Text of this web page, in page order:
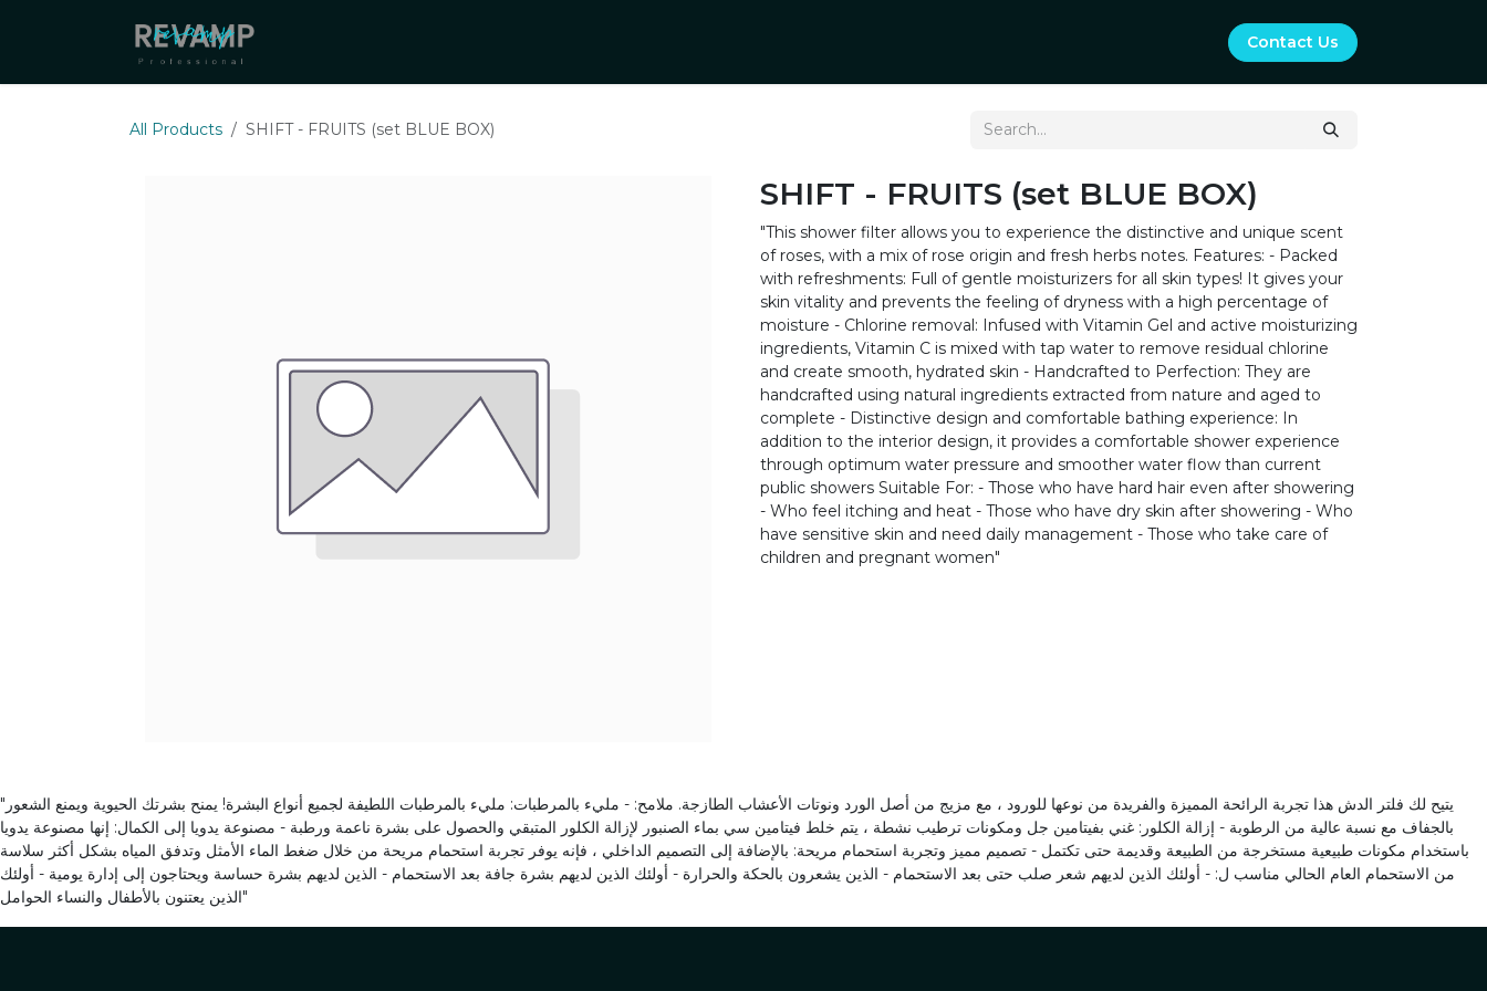
Contact Us
All Products SHIFT - FRUITS (set BLUE BOX)
SHIFT - FRUITS (set BLUE BOX)
"This shower filter allows you to experience the distinctive and unique scent
of roses, with a mix of rose origin and fresh herbs notes. Features: - Packed
with refreshments: Full of gentle moisturizers for all skin types! It gives your
skin vitality and prevents the feeling of dryness with a high percentage of
moisture - Chlorine removal: Infused with Vitamin Gel and active moisturizing
ingredients, Vitamin C is mixed with tap water to remove residual chlorine
and create smooth, hydrated skin - Handcrafted to Perfection: They are
handcrafted using natural ingredients extracted from nature and aged to
complete - Distinctive design and comfortable bathing experience: In
addition to the interior design, it provides a comfortable shower experience
through optimum water pressure and smoother water flow than current
public showers Suitable For: - Those who have hard hair even after showering
- Who feel itching and heat - Those who have dry skin after showering - Who
have sensitive skin and need daily management - Those who take care of
children and pregnant women"
"يتيح لك فلتر الدش هذا تجربة الرائحة المميزة والفريدة من نوعها للورود ، مع مزيج من أصل الورد ونوتات الأعشاب الطازجة. ملامح: - مليء بالمرطبات: مليء بالمرطبات اللطيفة لجميع أنواع البشرة! يمنح بشرتك الحيوية ويمنع الشعور
بالجفاف مع نسبة عالية من الرطوبة - إزالة الكلور: غني بفيتامين جل ومكونات ترطيب نشطة ، يتم خلط فيتامين سي بماء الصنبور لإزالة الكلور المتبقي والحصول على بشرة ناعمة ورطبة - مصنوعة يدويا إلى الكمال: إنها مصنوعة يدويا
باستخدام مكونات طبيعية مستخرجة من الطبيعة وقديمة حتى تكتمل - تصميم مميز وتجربة استحمام مريحة: بالإضافة إلى التصميم الداخلي ، فإنه يوفر تجربة استحمام مريحة من خلال ضغط الماء الأمثل وتدفق المياه بشكل أكثر سلاسة
من الاستحمام العام الحالي مناسب ل: - أولئك الذين لديهم شعر صلب حتى بعد الاستحمام - الذين يشعرون بالحكة والحرارة - أولئك الذين لديهم بشرة جافة بعد الاستحمام - الذين لديهم بشرة حساسة ويحتاجون إلى إدارة يومية - أولئك
الذين يعتنون بالأطفال والنساء الحوامل"